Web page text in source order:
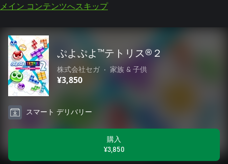
メイン コンテンツへスキップ
ぷよぷよ™テトリス®２
株式会社セガ • 家族 & 子供
¥3,850
スマート デリバリー
購入
¥3,850